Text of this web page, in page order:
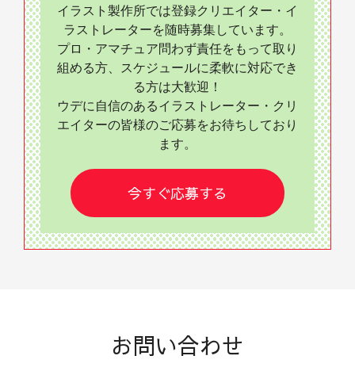
イラスト製作所では登録クリエイター・イ
ラストレーターを随時募集しています。
プロ・アマチュア問わず責任をもって取り
組める方、スケジュールに柔軟に対応でき
る方は大歓迎！
ウデに自信のあるイラストレーター・クリ
エイターの皆様のご応募をお待ちしており
ます。
今すぐ応募する
お問い合わせ